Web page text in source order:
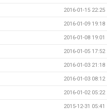
2016-01-15 22:25
2016-01-09 19:18
2016-01-08 19:01
2016-01-05 17:52
2016-01-03 21:18
2016-01-03 08:12
2016-01-02 05:22
2015-12-31 05:41